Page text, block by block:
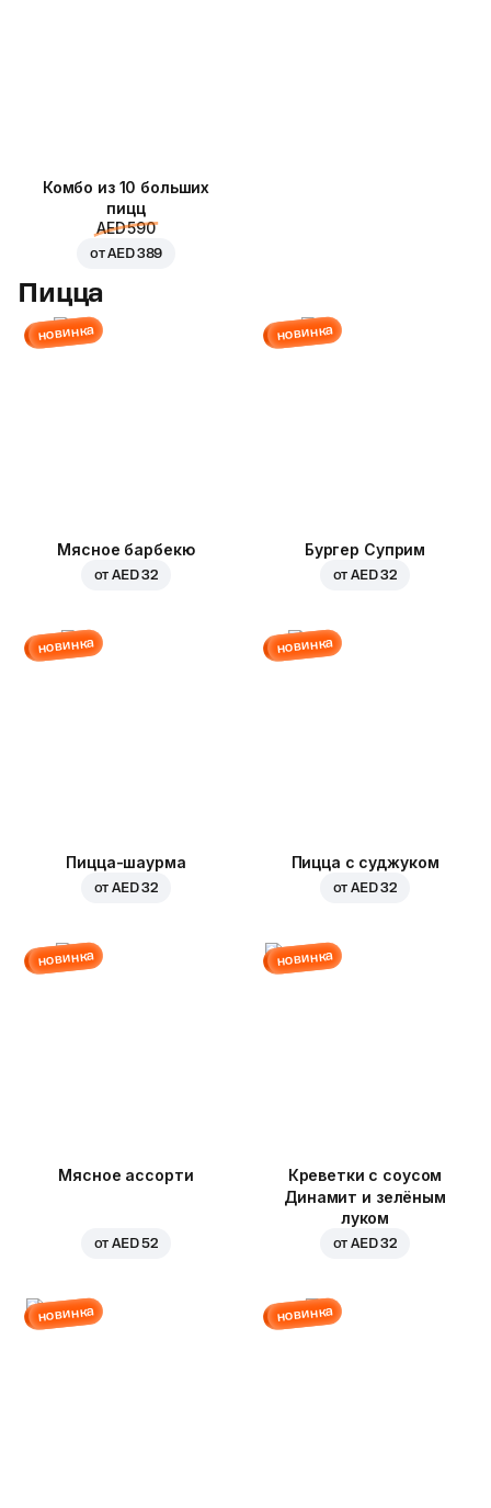
Комбо из 10 больших
пицц
AED 590
отAED 389
Пицца
новинка
Мясное барбекю
отAED 32
новинка
Бургер Суприм
отAED 32
новинка
Пицца-шаурма
отAED 32
новинка
Пицца с суджуком
отAED 32
новинка
Мясное ассорти
отAED 52
новинка
Креветки с соусом
Динамит и зелёным
луком
отAED 32
новинка новинка